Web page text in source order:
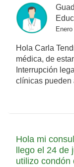
Hola Carla
médica, de
Interrupción
clínicas pueden
Hola mi
llego el 24
utilizo condón